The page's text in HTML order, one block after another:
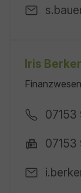
Iris
Finanzwesen
07153